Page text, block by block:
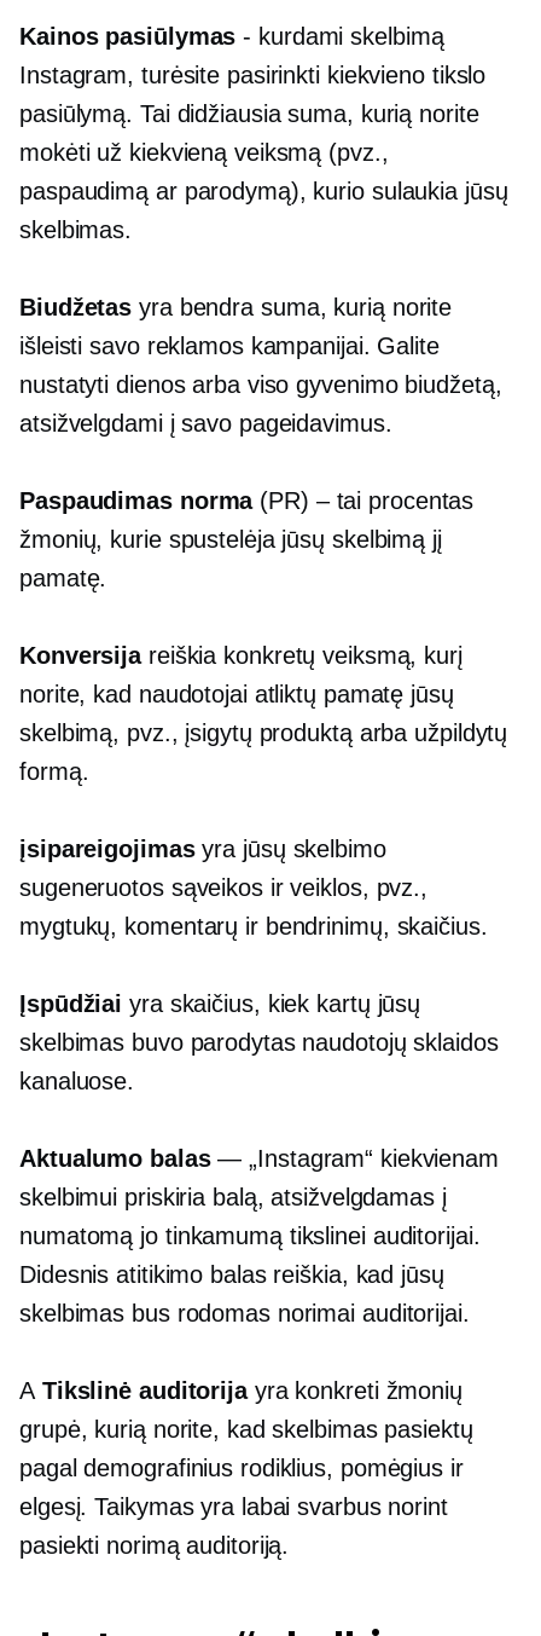
Kainos pasiūlymas - kurdami skelbimą
Instagram, turėsite pasirinkti kiekvieno tikslo
pasiūlymą. Tai didžiausia suma, kurią norite
mokėti už kiekvieną veiksmą (pvz.,
paspaudimą ar parodymą), kurio sulaukia jūsų
skelbimas.
Biudžetas yra bendra suma, kurią norite
išleisti savo reklamos kampanijai. Galite
nustatyti dienos arba viso gyvenimo biudžetą,
atsižvelgdami į savo pageidavimus.
Paspaudimasnorma(PR) – tai procentas
žmonių, kurie spustelėja jūsų skelbimą jį
pamatę.
Konversijareiškia konkretų veiksmą, kurį
norite, kad naudotojai atliktų pamatę jūsų
skelbimą, pvz., įsigytų produktą arba užpildytų
formą.
įsipareigojimasyra jūsų skelbimo
sugeneruotos sąveikos ir veiklos, pvz.,
mygtukų, komentarų ir bendrinimų, skaičius.
Įspūdžiai yra skaičius, kiek kartų jūsų
skelbimas buvo parodytas naudotojų sklaidos
kanaluose.
Aktualumo balas— „Instagram“ kiekvienam
skelbimui priskiria balą, atsižvelgdamas į
numatomą jo tinkamumą tikslinei auditorijai.
Didesnis atitikimo balas reiškia, kad jūsų
skelbimas bus rodomas norimai auditorijai.
A Tikslinė auditorijayra konkreti žmonių
grupė, kurią norite, kad skelbimas pasiektų
pagal demografinius rodiklius, pomėgius ir
elgesį. Taikymas yra labai svarbus norint
pasiekti norimą auditoriją.